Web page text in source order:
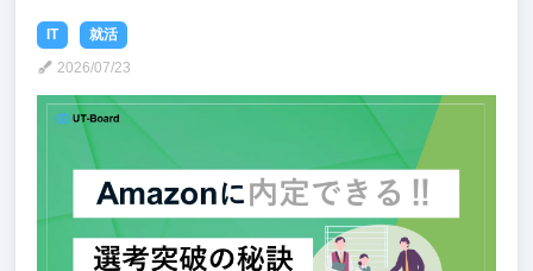
IT 就活
2026/07/23